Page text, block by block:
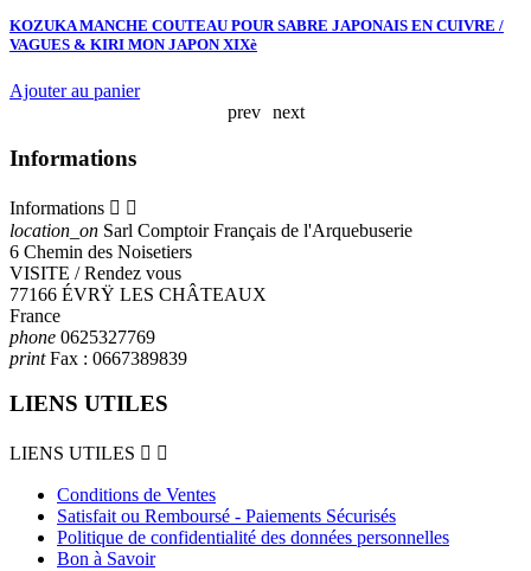
KOZUKA MANCHE COUTEAU POUR SABRE JAPONAIS EN CUIVRE /
VAGUES & KIRI MON JAPON XIXè
Ajouter au panier
prev
next
Informations
Informations  
location_on Sarl Comptoir Français de l'Arquebuserie
6 Chemin des Noisetiers
VISITE / Rendez vous
77166 ÉVRŸ LES CHÂTEAUX
France
phone 0625327769
printFax : 0667389839
LIENS UTILES
LIENS UTILES  
Conditions de Ventes
Satisfait ou Remboursé - Paiements Sécurisés
Politique de confidentialité des données personnelles
Bon à Savoir